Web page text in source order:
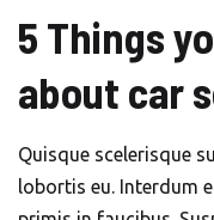
5 Things
about car
Quisque scelerisque
lobortis eu. Interdum